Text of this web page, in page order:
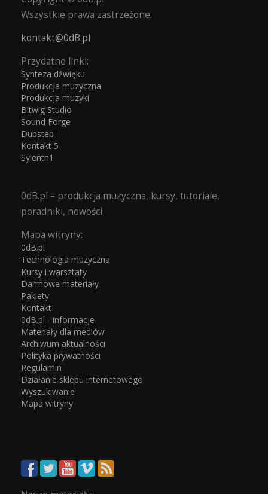
Wszystkie prawa zastrzeżone.
kontakt@0dB.pl
Przydatne linki:
Synteza dźwięku
Produkcja muzyczna
Produkcja muzyki
Bitwig Studio
Sound Forge
Dubstep
Kontakt 5
Sylenth1
0dB.pl – produkcja muzyczna, kursy, tutoriale,
poradniki, nowości
Mapa witryny:
0dB.pl
Technologia muzyczna
Kursy i warsztaty
Darmowe materiały
Pakiety
Kontakt
0dB.pl - informacje
Materiały dla mediów
Archiwum aktualności
Polityka prywatności
Regulamin
Działanie sklepu internetowego
Wyszukiwanie
Mapa witryny